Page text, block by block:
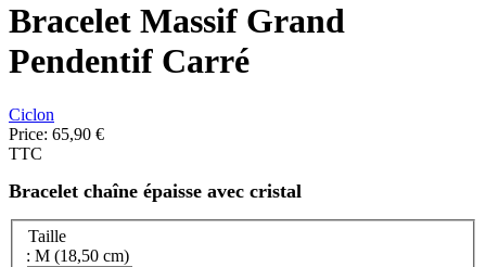
Bracelet Massif Grand
Pendentif Carré
Ciclon
Price: 65,90 €
TTC
Bracelet chaîne épaisse avec cristal
Taille
: M (18,50 cm)